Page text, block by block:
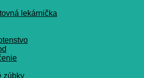
lekárnička
zúbky